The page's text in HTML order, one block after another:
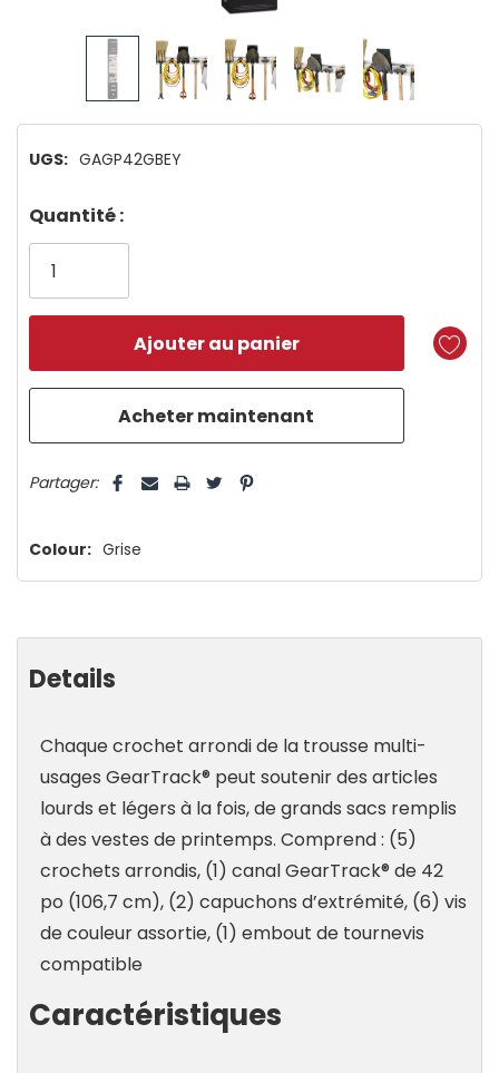
UGS: GAGP42GBEY
Dépêchez-
vous!
plus
Quantité :
Partager:
Colour: Grise
Details
Chaque crochet arrondi de la trousse multi-
usages GearTrack® peut soutenir des articles
lourds et légers à la fois, de grands sacs remplis
à des vestes de printemps. Comprend : (5)
crochets arrondis, (1) canal GearTrack® de 42
po (106,7 cm), (2) capuchons d’extrémité, (6) vis
de couleur assortie, (1) embout de tournevis
compatible
Caractéristiques